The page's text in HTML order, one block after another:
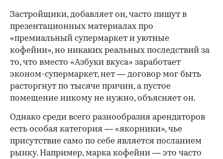
Застройщики, добавляет он, часто пишут в
презентационных материалах про
«премиальный супермаркет и уютные
кофейни», но никаких реальных последствий за
то, что вместо «Азбуки вкуса» заработает
эконом-супермаркет, нет — договор мог быть
расторгнут по тысяче причин, а пустое
помещение никому не нужно, объясняет он.
Однако среди всего разнообразия арендаторов
есть особая категория — «якорники», чье
присутствие само по себе является посланием
рынку. Например, марка кофейни — это часто